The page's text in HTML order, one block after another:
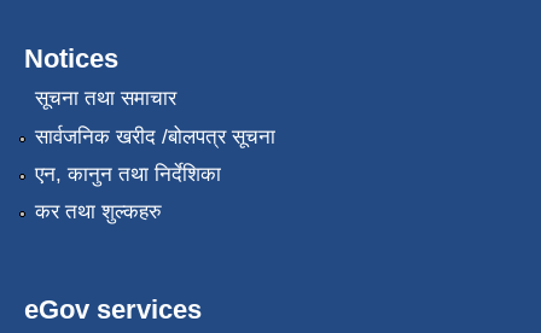
Notices
सूचना तथा समाचार
सार्वजनिक खरीद /बोलपत्र सूचना
एन, कानुन तथा निर्देशिका
कर तथा शुल्कहरु
eGov services